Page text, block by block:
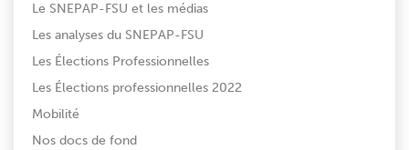
Le SNEPAP-FSU et les médias
Les analyses du SNEPAP-FSU
Les Élections Professionnelles
Les Élections professionnelles 2022
Mobilité
Nos docs de fond